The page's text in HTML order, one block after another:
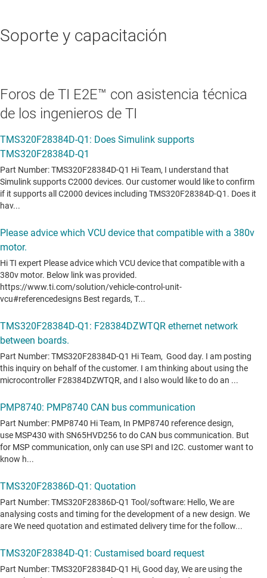
Soporte y capacitación
Foros de TI E2E™ con asistencia técnica
de los ingenieros de TI